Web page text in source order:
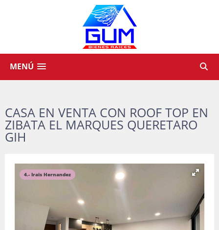
MENÚ
CASA EN VENTA CON ROOF TOP EN
ZIBATA EL MARQUES QUERETARO
GIH
4.- Irais Hernandez